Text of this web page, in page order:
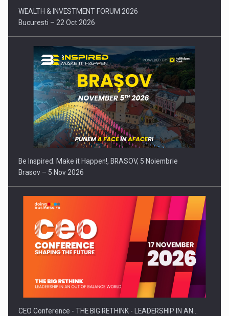
WEALTH & INVESTMENT FORUM 2026
Bucuresti – 22 Oct 2026
Be Inspired. Make it Happen!, BRASOV, 5 Noiembrie
Brasov – 5 Nov 2026
CEO Conference - THE BIG RETHINK - LEADERSHIP IN AN…